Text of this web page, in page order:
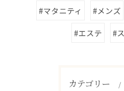
#マタニティ #メンズ
#エステ #
カテゴリー